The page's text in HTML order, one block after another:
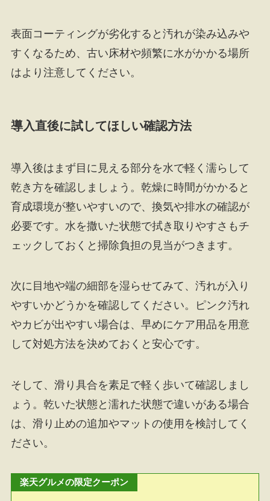
表面コーティングが劣化すると汚れが染み込みや
すくなるため、古い床材や頻繁に水がかかる場所
はより注意してください。
導入直後に試してほしい確認方法
導入後はまず目に見える部分を水で軽く濡らして
乾き方を確認しましょう。乾燥に時間がかかると
育成環境が整いやすいので、換気や排水の確認が
必要です。水を撒いた状態で拭き取りやすさもチ
ェックしておくと掃除負担の見当がつきます。
次に目地や端の細部を湿らせてみて、汚れが入り
やすいかどうかを確認してください。ピンク汚れ
やカビが出やすい場合は、早めにケア用品を用意
して対処方法を決めておくと安心です。
そして、滑り具合を素足で軽く歩いて確認しまし
ょう。乾いた状態と濡れた状態で違いがある場合
は、滑り止めの追加やマットの使用を検討してく
ださい。
楽天グルメの限定クーポン